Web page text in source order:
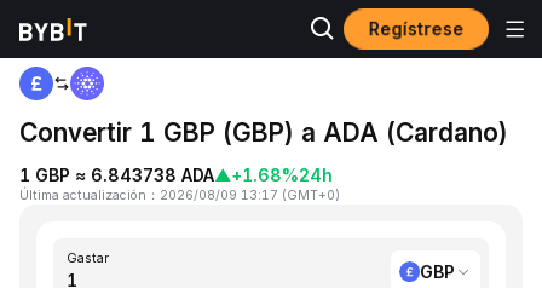
Regístrese
Inicio GBP to ADA
Convertir 1 GBP (GBP) a ADA (Cardano)
1 GBP ≈ 6.843738 ADA▲+1.68%24h
Última actualización ： 2026/08/09 13:17 (GMT+0)
Gastar
GBP